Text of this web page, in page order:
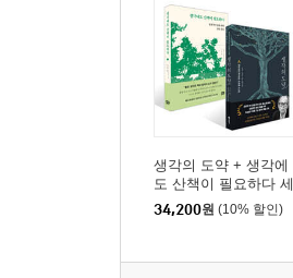
생각의 도약 + 생각에
도 산책이 필요하다 세
트
34,200원 (10% 할인)